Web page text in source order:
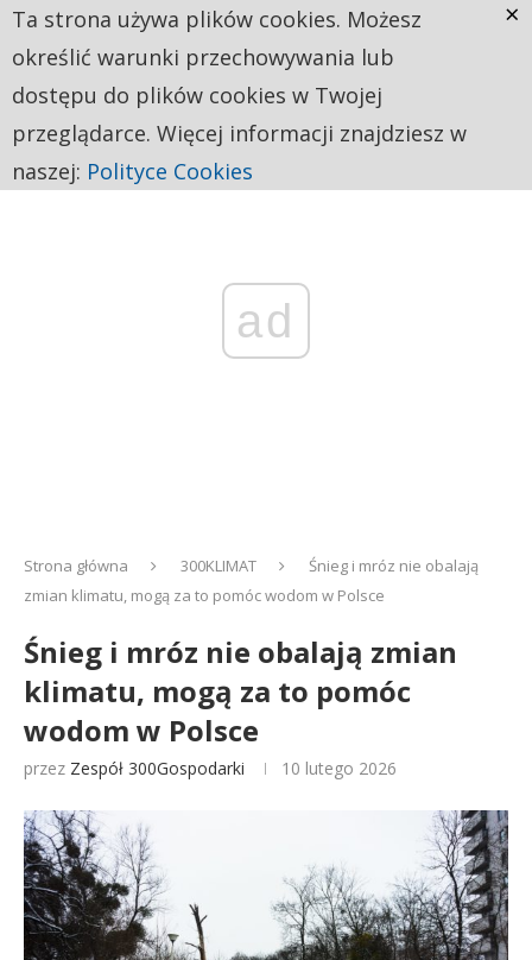
ad
Strona główna 300KLIMAT
Śnieg i mróz nie obalają
zmian klimatu, mogą za to pomóc wodom w Polsce
Śnieg i mróz nie obalają zmian
klimatu, mogą za to pomóc
wodom w Polsce
przez Zespół 300Gospodarki 10 lutego 2026
Ta strona używa plików cookies. Możesz
określić warunki przechowywania lub
dostępu do plików cookies w Twojej
przeglądarce. Więcej informacji znajdziesz w
naszej: Polityce Cookies
×